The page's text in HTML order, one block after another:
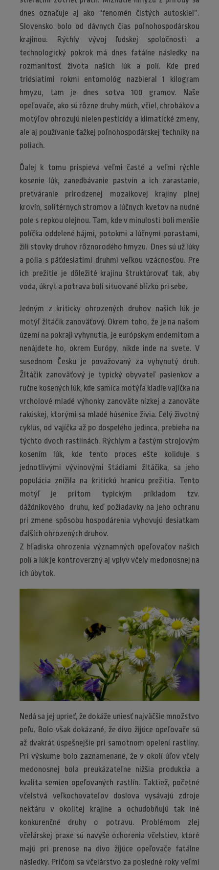
dnes označuje aj ako “fenomén čistých autoskiel”.
Slovensko bolo od dávnych čias poľnohospodárskou
krajinou. Rýchly vývoj ľudskej spoločnosti a
technologický pokrok má dnes fatálne následky na
rozmanitosť života našich lúk a polí. Kde pred
tridsiatimi rokmi entomológ nazbieral 1 kilogram
hmyzu, tam je dnes sotva 100 gramov. Naše
opeľovače, ako sú rôzne druhy múch, včiel, chrobákov a
motýľov ohrozujú nielen pesticídy a klimatické zmeny,
ale aj používanie ťažkej poľnohospodárskej techniky na
poliach.
Ďalej k tomu prispieva veľmi časté a veľmi rýchle
kosenie lúk, zanedbávanie pastvín a ich zarastanie,
pretváranie prirodzenej mozaikovej krajiny plnej
krovín, solitérnych stromov a lúčnych kvetov na nudné
pole s repkou olejnou. Tam, kde v minulosti boli menšie
políčka oddelené hájmi, potokmi a lúčnymi porastami,
žili stovky druhov rôznorodého hmyzu. Dnes sú už lúky
a polia s päťdesiatimi druhmi veľkou vzácnosťou. Pre
ich prežitie je dôležité krajinu štruktúrovať tak, aby
voda, úkryt a potrava boli situované blízko pri sebe.
Jedným z kriticky ohrozených druhov našich lúk je
motýľ žltáčik zanoväťový. Okrem toho, že je na našom
území na pokraji vyhynutia, je európskym endemitom a
nenájdete ho, okrem Európy, nikde inde na svete. V
susednom Česku je považovaný za vyhynutý druh.
Žltáčik zanoväťový je typický obyvateľ pasienkov a
ručne kosených lúk, kde samica motýľa kladie vajíčka na
vrcholové mladé výhonky zanoväte nízkej a zanoväte
rakúskej, ktorými sa mladé húsenice živia. Celý životný
cyklus, od vajíčka až po dospelého jedinca, prebieha na
týchto dvoch rastlinách. Rýchlym a častým strojovým
kosením lúk, kde tento proces ešte koliduje s
jednotlivými vývinovými štádiami žltáčika, sa jeho
populácia znížila na kritickú hranicu prežitia. Tento
motýľ je pritom typickým príkladom tzv.
dáždnikového druhu, keď požiadavky na jeho ochranu
pri zmene spôsobu hospodárenia vyhovujú desiatkam
ďalších ohrozených druhov.
Z hľadiska ohrozenia významných opeľovačov našich
polí a lúk je kontroverzný aj vplyv včely medonosnej na
ich úbytok.
Nedá sa jej uprieť, že dokáže uniesť najväčšie množstvo
peľu. Bolo však dokázané, že divo žijúce opeľovače sú
až dvakrát úspešnejšie pri samotnom opelení rastliny.
Pri výskume bolo zaznamenané, že v okolí úľov včely
medonosnej bola preukázateľne nižšia produkcia a
kvalita semien opeľovaných rastlín. Taktiež, početné
včelstvá veľkochovateľov doslova vysávajú zdroje
nektáru v okolitej krajine a ochudobňujú tak iné
konkurenčné druhy o potravu. Problémom zlej
včelárskej praxe sú navyše ochorenia včelstiev, ktoré
majú pri prenose na divo žijúce opeľovače fatálne
následky. Pričom sa včelárstvo za posledné roky veľmi